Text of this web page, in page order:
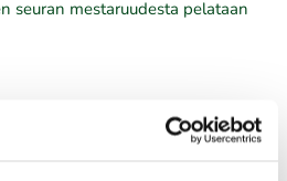
seuran mestaruudesta pelataan